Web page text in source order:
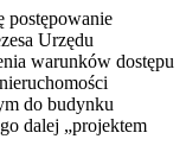
postępowanie
Urzędu
warunków dostępu
do budynku
dalej „projektem